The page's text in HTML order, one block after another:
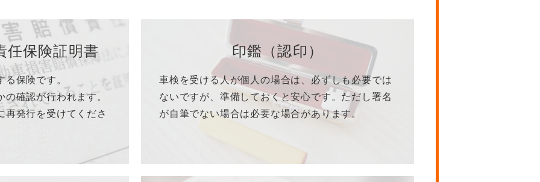
任保険証明書
保険です。
確認が行われます。
再発行を受けてくださ
印鑑（認印）
車検を受ける人が個人の場合は、必ずしも必要では
ないですが、準備しておくと安心です。ただし署名
が自筆でない場合は必要な場合があります。